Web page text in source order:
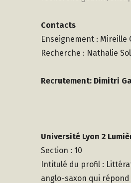
Contacts
Enseignement : Mireille
Recherche : Nathalie
Recrutement: Dimitri
Université Lyon 2
Section : 10
Intitulé du profil :
anglo-saxon qui